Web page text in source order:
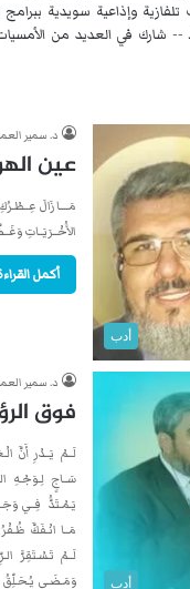
وإذاعية سويدية
-- شارك في العديد من
أدب
د. سمير
عين
مَــــا زَالَ
الأُخْــرَيَــاتِ
أكمل
أدب
د. سمير
فوق
لَــمْ يَــدْرِ أَنَّ
سَــاجٍ لِـوَجْـهِ
يَـمْـتَدُّ فِــي
مَــا انْـفَكَّ
لَــمْ تَـسْـتَقِرَّ
وَمَـضَـى يُـحَـلِّقُ